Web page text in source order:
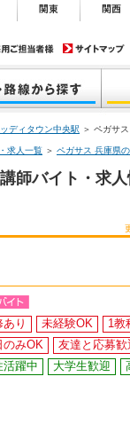
ディタウン中央駅 ＞ ペガサ
求人一覧 ＞ ペガサス 兵庫県
師バイト・求
り 未経験OK
1教
のみOK
友達と応募歓
活躍中
大学生歓迎